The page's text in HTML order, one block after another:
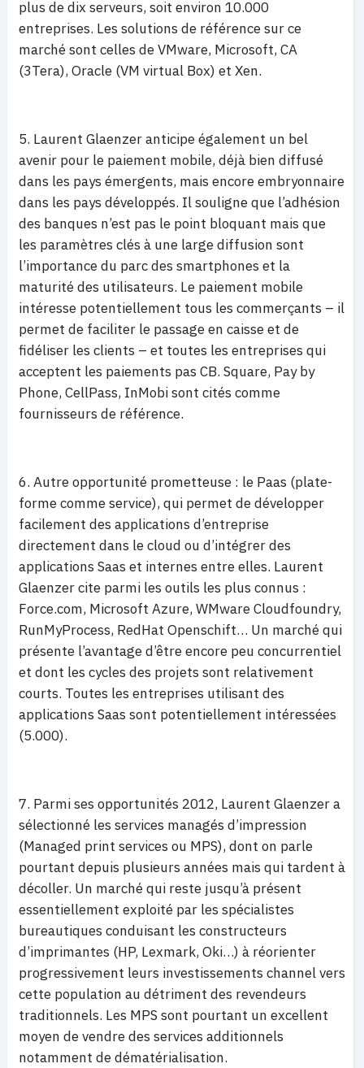
plus de dix serveurs, soit environ 10.000
entreprises. Les solutions de référence sur ce
marché sont celles de VMware, Microsoft, CA
(3Tera), Oracle (VM virtual Box) et Xen.
5. Laurent Glaenzer anticipe également un bel
avenir pour le paiement mobile, déjà bien diffusé
dans les pays émergents, mais encore embryonnaire
dans les pays développés. Il souligne que l’adhésion
des banques n’est pas le point bloquant mais que
les paramètres clés à une large diffusion sont
l’importance du parc des smartphones et la
maturité des utilisateurs. Le paiement mobile
intéresse potentiellement tous les commerçants – il
permet de faciliter le passage en caisse et de
fidéliser les clients – et toutes les entreprises qui
acceptent les paiements pas CB. Square, Pay by
Phone, CellPass, InMobi sont cités comme
fournisseurs de référence.
6. Autre opportunité prometteuse : le Paas (plate-
forme comme service), qui permet de développer
facilement des applications d’entreprise
directement dans le cloud ou d’intégrer des
applications Saas et internes entre elles. Laurent
Glaenzer cite parmi les outils les plus connus :
Force.com, Microsoft Azure, WMware Cloudfoundry,
RunMyProcess, RedHat Openschift… Un marché qui
présente l’avantage d’être encore peu concurrentiel
et dont les cycles des projets sont relativement
courts. Toutes les entreprises utilisant des
applications Saas sont potentiellement intéressées
(5.000).
7. Parmi ses opportunités 2012, Laurent Glaenzer a
sélectionné les services managés d’impression
(Managed print services ou MPS), dont on parle
pourtant depuis plusieurs années mais qui tardent à
décoller. Un marché qui reste jusqu’à présent
essentiellement exploité par les spécialistes
bureautiques conduisant les constructeurs
d’imprimantes (HP, Lexmark, Oki…) à réorienter
progressivement leurs investissements channel vers
cette population au détriment des revendeurs
traditionnels. Les MPS sont pourtant un excellent
moyen de vendre des services additionnels
notamment de dématérialisation.